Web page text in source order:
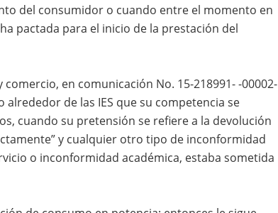
del consumidor o cuando entre el momento en
pactada para el inicio de la prestación del
en comunicación No. 15-218991- -00002-
de las IES que su competencia se
cuando su pretensión se refiere a la devolución
y cualquier otro tipo de inconformidad
o inconformidad académica, estaba sometida